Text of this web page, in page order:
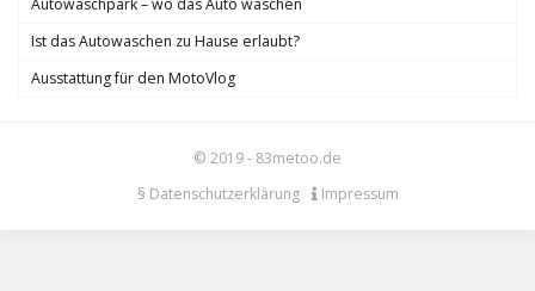
Ist das Autowaschen zu Hause erlaubt?
Ausstattung für den MotoVlog
© 2019 - 83metoo.de
§ Datenschutzerklärung
Impressum